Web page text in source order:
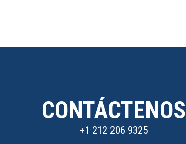
CONTÁCTENOS
+1 212 206 9325